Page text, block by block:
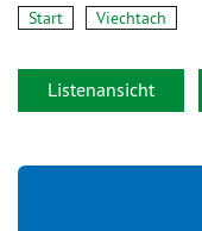
Start Viechtach
Listenansicht